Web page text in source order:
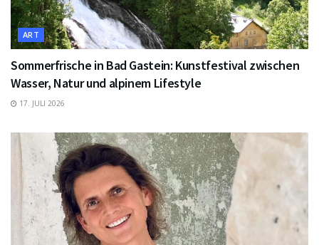
ART
Sommerfrische in Bad Gastein: Kunstfestival zwischen
Wasser, Natur und alpinem Lifestyle
17. JULI 2026